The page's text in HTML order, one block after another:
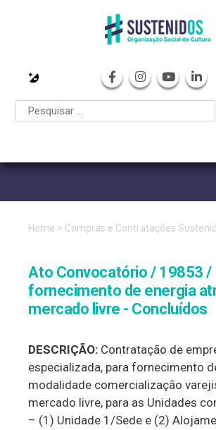
Pular
o
Home > Compras e Contratações
Ato Convocatório / 19853 /
fornecimento de energia
mercado livre - Concluídos
DESCRIÇÃO: Contratação de
especializada, para fornecimento
modalidade comercialização
mercado livre, para as Unidades
– (1) Unidade 1/Sede e (2)